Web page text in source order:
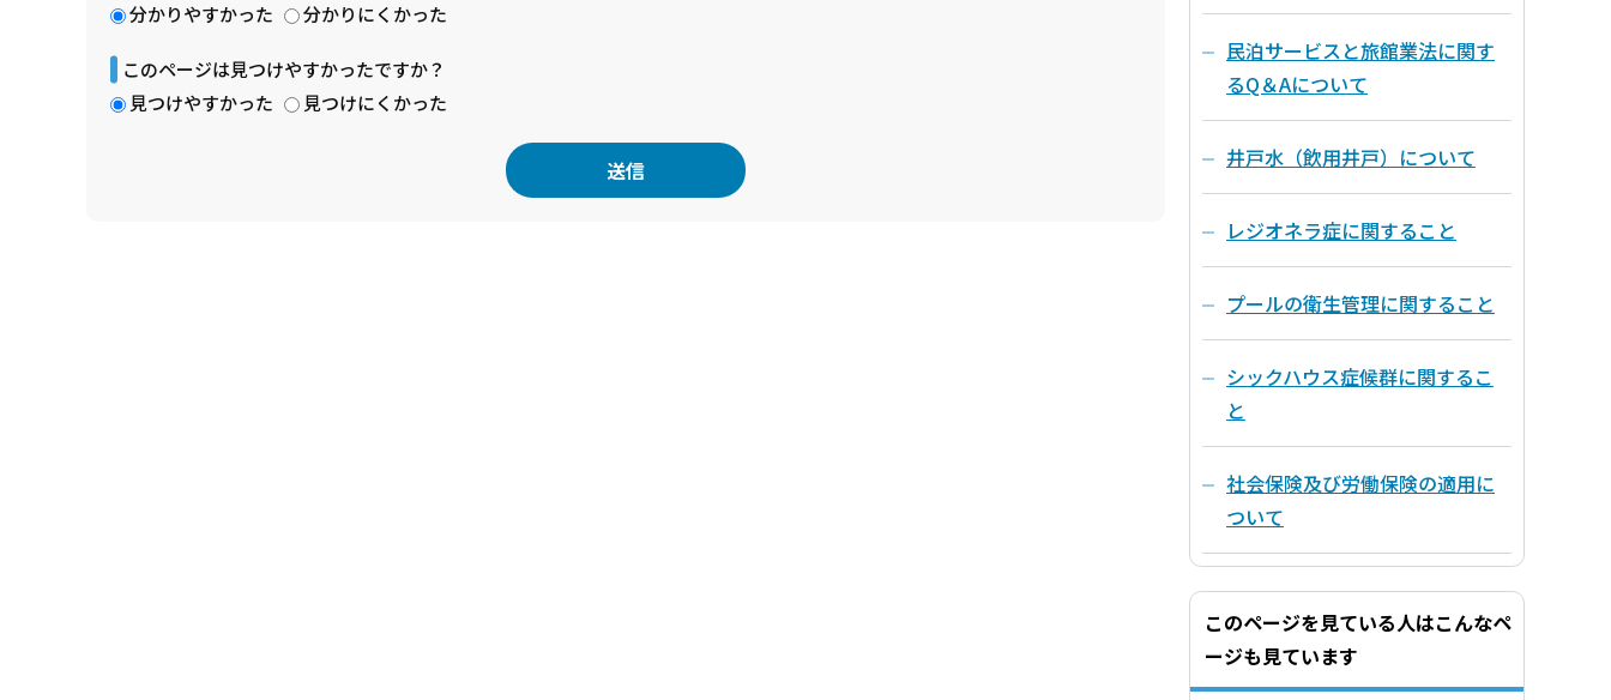
分かりやすかった
分かりにくかった
このページは見つけやすかったですか？
見つけやすかった
見つけにくかった
民泊サービスと旅館業法に関す
るQ＆Aについて
井戸水（飲用井戸）について
レジオネラ症に関すること
プールの衛生管理に関すること
シックハウス症候群に関するこ
と
社会保険及び労働保険の適用に
ついて
このページを見ている人はこんなペ
ージも見ています